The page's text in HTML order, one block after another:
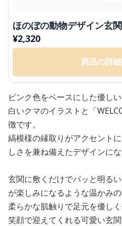
ほのぼの動物デザイン玄
¥2,320
商品の詳
ピンク色をベースにした優し
白いクマのイラストと「
徴です。
縞模様の縁取りがアクセント
しさを兼ね備えたデザインにな
玄関に敷くだけでパッと明る
が楽しみになるような温かみの
柔らかな肌触りで足元を優し
笑顔で迎えてくれる可愛い玄